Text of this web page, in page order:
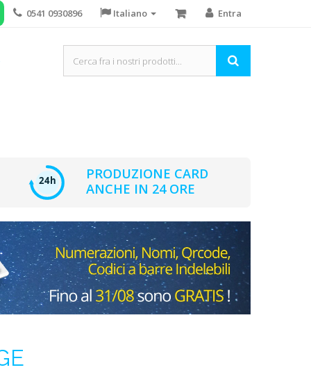
Entra
Italiano
0541 0930896
PRODUZIONE CARD
ANCHE IN 24 ORE